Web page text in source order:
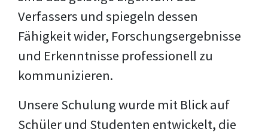
Verfassers und spiegeln dessen
Fähigkeit wider, Forschungsergebnisse
und Erkenntnisse professionell zu
kommunizieren.
Unsere Schulung wurde mit Blick auf
Schüler und Studenten entwickelt, die